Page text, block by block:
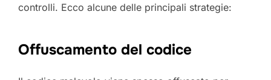
controlli. Ecco alcune delle principali strategie:
Offuscamento del codice